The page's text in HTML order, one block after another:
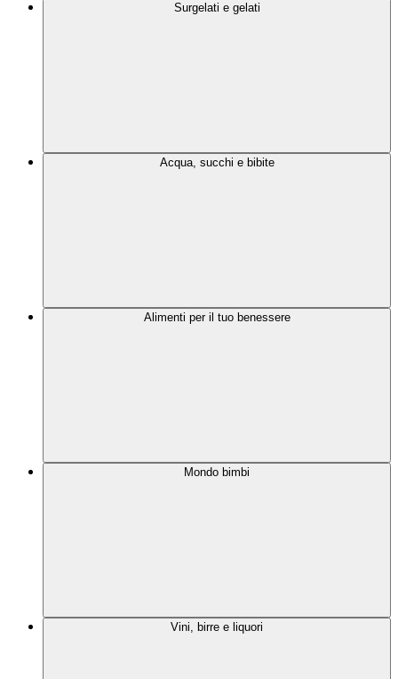
Surgelati e gelati
Acqua, succhi e bibite
Alimenti per il tuo benessere
Mondo bimbi
Vini, birre e liquori